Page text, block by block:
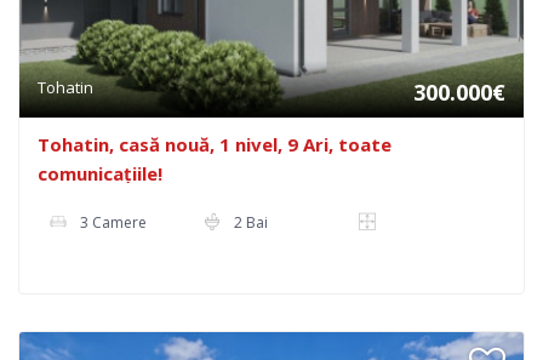
Tohatin 300.000€
Tohatin, casă nouă, 1 nivel, 9 Ari, toate
comunicațiile!
3 Camere 2 Bai